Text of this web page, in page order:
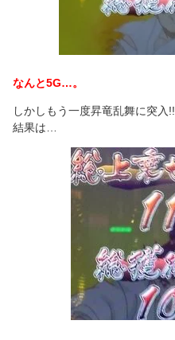
なんと5G…。
しかしもう一度昇竜乱舞に突入!!
結果は…